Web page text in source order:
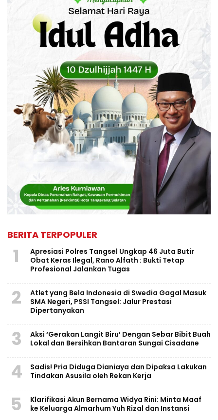
BERITA TERPOPULER
1
Apresiasi Polres Tangsel Ungkap 46 Juta Butir
Obat Keras Ilegal, Rano Alfath : Bukti Tetap
Profesional Jalankan Tugas
2
Atlet yang Bela Indonesia di Swedia Gagal Masuk
SMA Negeri, PSSI Tangsel: Jalur Prestasi
Dipertanyakan
3
Aksi ‘Gerakan Langit Biru’ Dengan Sebar Bibit Buah
Lokal dan Bersihkan Bantaran Sungai Cisadane
4
Sadis! Pria Diduga Dianiaya dan Dipaksa Lakukan
Tindakan Asusila oleh Rekan Kerja
5
Klarifikasi Akun Bernama Widya Rini: Minta Maaf
ke Keluarga Almarhum Yuh Rizal dan Instansi